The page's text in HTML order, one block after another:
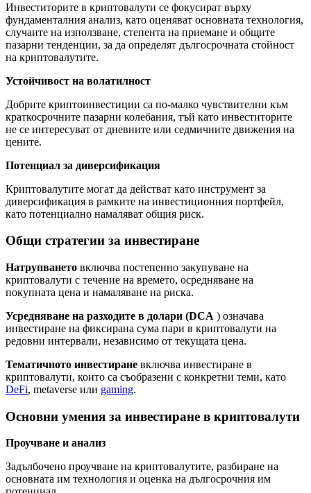
Инвеститорите в криптовалути се фокусират върху
фундаменталния анализ, като оценяват основната технология,
случаите на използване, степента на приемане и общите
пазарни тенденции, за да определят дългосрочната стойност
на криптовалутите.
Устойчивост на волатилност
Добрите криптоинвестиции са по-малко чувствителни към
краткосрочните пазарни колебания, тъй като инвеститорите
не се интересуват от дневните или седмичните движения на
цените.
Потенциал за диверсификация
Криптовалутите могат да действат като инструмент за
диверсификация в рамките на инвестиционния портфейл,
като потенциално намаляват общия риск.
Общи стратегии за инвестиране
Натрупването включва постепенно закупуване на
криптовалути с течение на времето, осредняване на
покупната цена и намаляване на риска.
Усредняване на разходите в долари (DCA ) означава
инвестиране на фиксирана сума пари в криптовалути на
редовни интервали, независимо от текущата цена.
Тематичното инвестиране включва инвестиране в
криптовалути, които са съобразени с конкретни теми, като
DeFi, metaverse или gaming.
Основни умения за инвестиране в криптовалути
Проучване и анализ
Задълбочено проучване на криптовалутите, разбиране на
основната им технология и оценка на дългосрочния им